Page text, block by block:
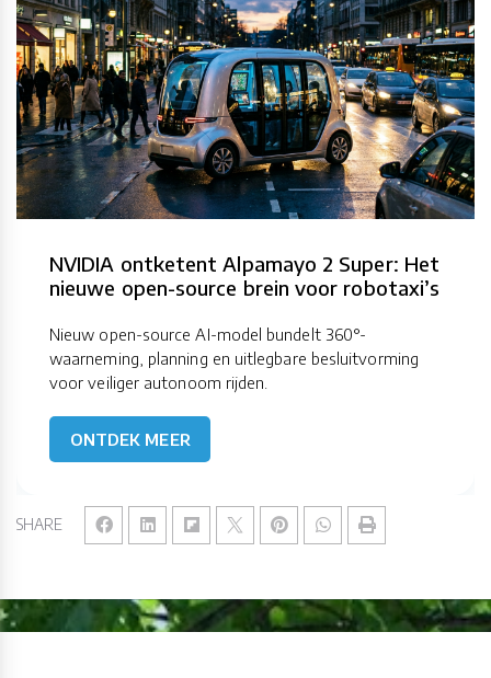
SHARE
NVIDIA ontketent Alpamayo 2 Super: Het
nieuwe open-source brein voor robotaxi’s
Nieuw open-source AI-model bundelt 360°-
waarneming, planning en uitlegbare besluitvorming
voor veiliger autonoom rijden.
ONTDEK MEER